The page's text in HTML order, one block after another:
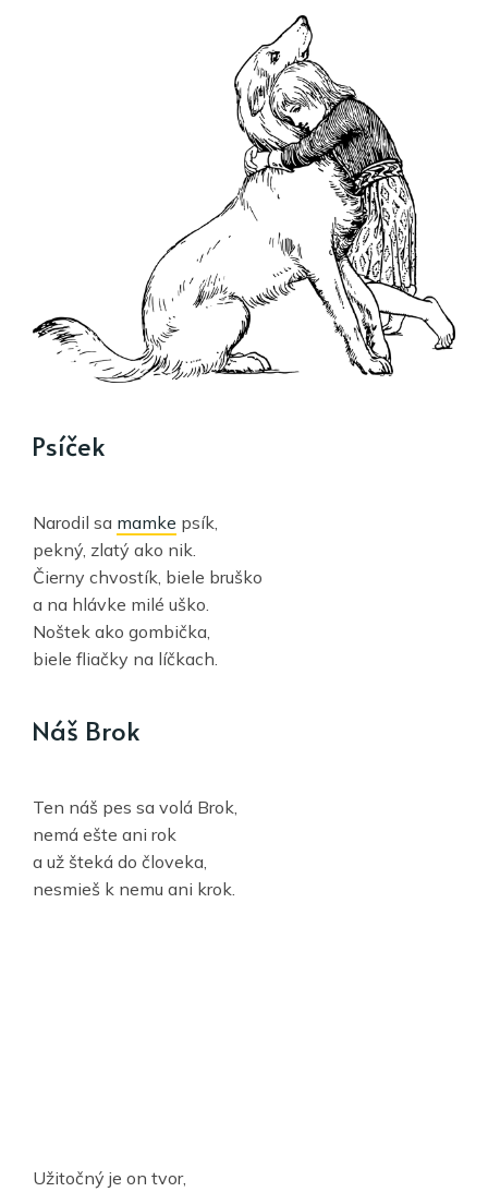
Psíček
Narodil sa mamke psík,
pekný, zlatý ako nik.
Čierny chvostík, biele bruško
a na hlávke milé uško.
Noštek ako gombička,
biele fliačky na líčkach.
Náš Brok
Ten náš pes sa volá Brok,
nemá ešte ani rok
a už šteká do človeka,
nesmieš k nemu ani krok.
Užitočný je on tvor,